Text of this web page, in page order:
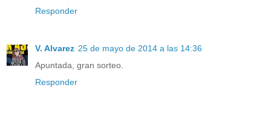
Responder
V. Alvarez 25 de mayo de 2014 a las 14:36
Apuntada, gran sorteo.
Responder